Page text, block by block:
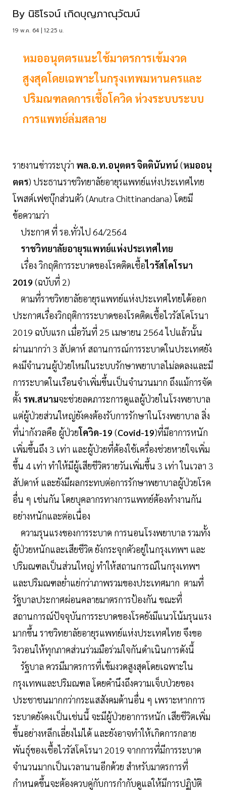
By นิธิโรจน์ เกิดบุญภาณุวัฒน์
19 พ.ค. 64 | 12:25 น.
หมออนุตตรแนะใช้มาตรการเข้มงวด
สูงสุดโดยเฉพาะในกรุงเทพมหานครและ
ปริมณฑลดการเชื้อโควิด ห่วงระบบระบบ
การแพทย์ล่มสลาย
รายงานข่าวระบุว่า พล.อ.ท.อนุตตร จิตตินันทน์ (หมออนุ
ตตร) ประธานราชวิทยาลัยอายุรแพทย์แห่งประเทศไทย
โพสต์เฟซบุ๊กส่วนตัว (Anutra Chittinandana) โดยมี
ข้อความว่า
ประกาศ ที่ รอ.ทั่วไป 64/2564
ราชวิทยาลัยอายุรแพทย์แห่งประเทศไทย
เรื่อง วิกฤติการระบาดของโรคติดเชื้อไวรัสโคโรนา
2019 (ฉบับที่ 2)
ตามที่ราชวิทยาลัยอายุรแพทย์แห่งประเทศไทยได้ออก
ประกาศเรื่องวิกฤติการระบาดของโรคติดเชื้อไวรัสโคโรนา
2019 ฉบับแรก เมื่อวันที่ 25 เมษายน 2564 ไปแล้วนั้น
ผ่านมากว่า 3 สัปดาห์ สถานการณ์การระบาดในประเทศยัง
คงมีจำนวนผู้ป่วยใหม่ในระบบรักษาพยาบาลไม่ลดลงและมี
การระบาดในเรือนจำเพิ่มขึ้นเป็นจำนวนมาก ถึงแม้การจัด
ตั้ง รพ.สนามจะช่วยลดภาระการดูแลผู้ป่วยในโรงพยาบาล
แต่ผู้ป่วยส่วนใหญ่ยังคงต้องรับการรักษาในโรงพยาบาล สิ่ง
ที่น่ากังวลคือ ผู้ป่วยโควิด-19 (Covid-19)ที่มีอาการหนัก
เพิ่มขึ้นถึง 3 เท่า และผู้ป่วยที่ต้องใช้เครื่องช่วยหายใจเพิ่ม
ขึ้น 4 เท่า ทำให้มีผู้เสียชีวิตรายวันเพิ่มขึ้น 3 เท่า ในเวลา 3
สัปดาห์ และยังมีผลกระทบต่อการรักษาพยาบาลผู้ป่วยโรค
อื่น ๆ เช่นกัน โดยบุคลากรทางการแพทย์ต้องทำงานกัน
อย่างหนักและต่อเนื่อง
ความรุนแรงของการระบาด การนอนโรงพยาบาล รวมทั้ง
ผู้ป่วยหนักและเสียชีวิต ยังกระจุกตัวอยู่ในกรุงเทพฯ และ
ปริมณฑลเป็นส่วนใหญ่ ทำให้สถานการณ์ในกรุงเทพฯ
และปริมณฑลย่ำแย่กว่าภาพรวมของประเทศมาก ตามที่
รัฐบาลประกาศผ่อนคลายมาตรการป้องกัน ขณะที่
สถานการณ์ปัจจุบันการระบาดของโรคยังมีแนวโน้มรุนแรง
มากขึ้น ราชวิทยาลัยอายุรแพทย์แห่งประเทศไทย จึงขอ
วิงวอนให้ทุกภาคส่วนร่วมมือร่วมใจกันดำเนินการดังนี้
รัฐบาล ควรมีมาตรการที่เข้มงวดสูงสุดโดยเฉพาะใน
กรุงเทพและปริมณฑล โดยคำนึงถึงความเจ็บป่วยของ
ประชาชนมากกว่ากระแสสังคมด้านอื่น ๆ เพราะหากการ
ระบาดยังคงเป็นเช่นนี้ จะมีผู้ป่วยอาการหนัก เสียชีวิตเพิ่ม
ขี้นอย่างหลีกเลี่ยงไม่ได้ และยังอาจทำให้เกิดการกลาย
พันธุ์ของเชื้อไวรัสโคโรนา 2019 จากการที่มีการระบาด
จำนวนมากเป็นเวลานานอีกด้วย สำหรับมาตรการที่
กำหนดขึ้นจะต้องควบคู่กับการกำกับดูแลให้มีการปฏิบัติ